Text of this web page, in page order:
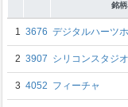
銘
1 3676 デジタルハーツ
2 3907 シリコンスタジオ
3 4052 フィーチャ